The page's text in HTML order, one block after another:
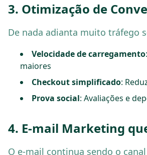
3. Otimização de
De nada adianta muito tráfego
Velocidade de carregamento
maiores
Checkout simplificado:
Prova social: Avaliações e
4. E-mail Marketing
O e-mail continua sendo o